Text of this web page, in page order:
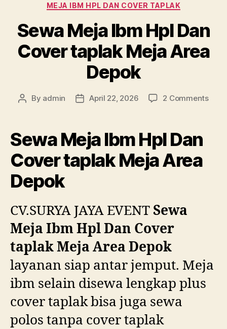
MEJA IBM HPL DAN COVER TAPLAK
Sewa Meja Ibm Hpl Dan
Cover taplak Meja Area
Depok
Post
By admin
PostApril 22, 2026 2 Commentson
Sewa Meja Ibm Hpl Dan
Cover taplak Meja Area
Depok
CV.SURYA JAYA EVENTSewa
Meja Ibm Hpl Dan Cover
taplak Meja Area Depok
layanan siap antar jemput. Meja
ibm selain disewa lengkap plus
cover taplak bisa juga sewa
polos tanpa cover taplak